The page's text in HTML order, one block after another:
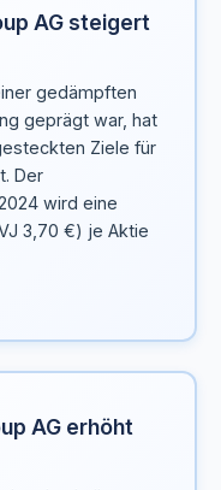
AG steigert
gedämpften
geprägt war, hat
Ziele für
Der
wird eine
3,70 €) je Aktie
AG erhöht